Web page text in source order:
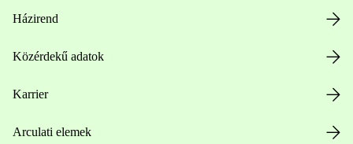
Házirend
Közérdekű adatok
Karrier
Arculati elemek